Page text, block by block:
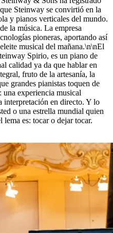
Steinway se convirtió en la
y pianos verticales del mundo.
la música. La empresa
pioneras, aportando así
musical del mañana.\n\nEl
Spirio, es un piano de
calidad ya da que hablar en
fruto de la artesanía, la
grandes pianistas toquen de
experiencia musical
interpretación en directo. Y lo
o una estrella mundial quien
lema es: tocar o dejar tocar.